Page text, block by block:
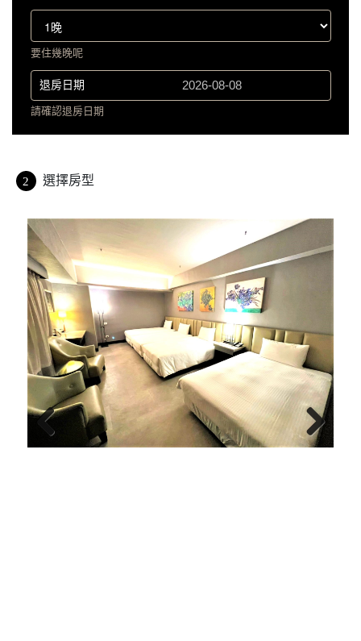
要住幾晚呢
退房日期
請確認退房日期
2 選擇房型
Next